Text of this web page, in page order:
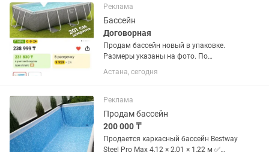
состоянии. Находимся в...
Реклама
Бассейн
Договорная
Продам бассейн новый в упаковке.
Размеры указаны на фото. По
стоимости договоримся.
Астана, сегодня
Реклама
Продам бассейн
200 000 ₸
Продается каркасный бассейн Bestway
Steel Pro Max 4,12 × 2,01 × 1,22 м ✅